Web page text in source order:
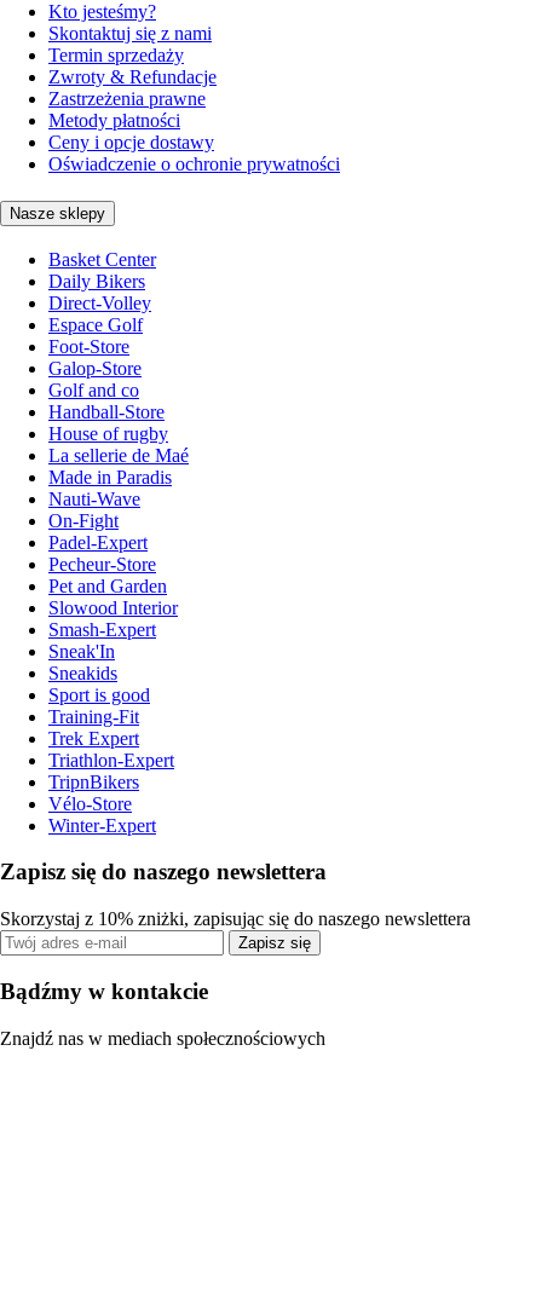
Kto jesteśmy?
Skontaktuj się z nami
Termin sprzedaży
Zwroty & Refundacje
Zastrzeżenia prawne
Metody płatności
Ceny i opcje dostawy
Oświadczenie o ochronie prywatności
Nasze sklepy
Basket Center
Daily Bikers
Direct-Volley
Espace Golf
Foot-Store
Galop-Store
Golf and co
Handball-Store
House of rugby
La sellerie de Maé
Made in Paradis
Nauti-Wave
On-Fight
Padel-Expert
Pecheur-Store
Pet and Garden
Slowood Interior
Smash-Expert
Sneak'In
Sneakids
Sport is good
Training-Fit
Trek Expert
Triathlon-Expert
TripnBikers
Vélo-Store
Winter-Expert
Zapisz się do naszego newslettera
Skorzystaj z 10% zniżki, zapisując się do naszego newslettera
Zapisz się
Bądźmy w kontakcie
Znajdź nas w mediach społecznościowych